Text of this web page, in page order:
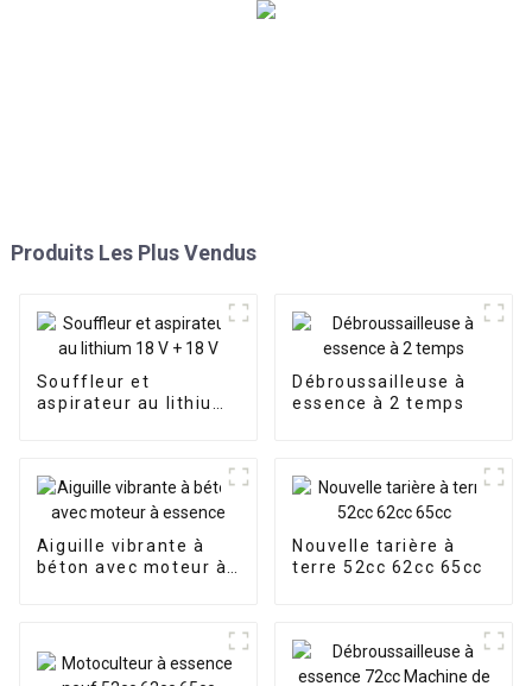
Produits Les Plus Vendus
Souffleur et
aspirateur au lithium
Débroussailleuse à
essence à 2 temps
Aiguille vibrante à
béton avec moteur à
Nouvelle tarière à
terre 52cc 62cc 65cc